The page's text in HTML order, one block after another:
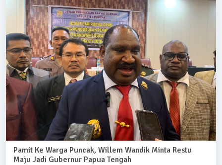
Pamit Ke Warga Puncak, Willem Wandik Minta Restu
Maju Jadi Gubernur Papua Tengah